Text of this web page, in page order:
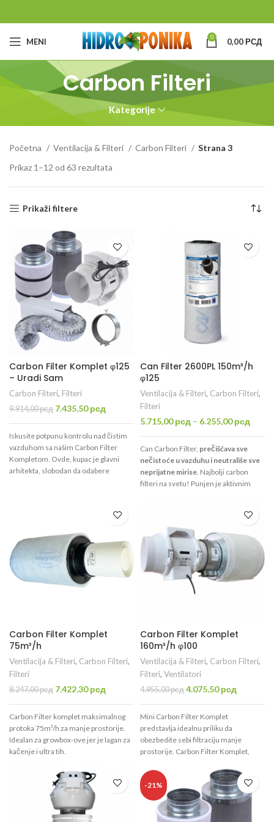
MENI 0 0,00РСД
Carbon Filteri
Kategorije
Početna Ventilacija & Filteri Carbon Filteri
Strana 3
Prikaz 1–12 od 63 rezultata
Prikaži filtere
Carbon Filter Komplet φ125
– Uradi Sam
Carbon Filteri, Filteri
9.914,00рсд Originalna
bila:
9.914,00 рсд.
7.435,50рсд Trenutna
7.435,50 рсд.
Iskusite potpunu kontrolu nad čistim
vazduhom sa našim Carbon Filter
Kompletom. Ovde, kupac je glavni
arhitekta, slobodan da odabere
Pogodno za manje prostorije do par
kvadrata!
Can Filter 2600PL 150m³/h
φ125
Ventilacija & Filteri, Carbon Filteri,
Filteri
5.715,00рсд – 6.255,00рсд
Can Carbon Filter, prečišćava sve
nečistoće u vazduhu i neutrališe sve
neprijatne mirise. Najbolji carbon
filteri na svetu! Punjen je aktivnim
Uspešno prečisti 150m³/h,
ima otvor promera φ125mm ili
φ100mm.
Dovoljan za prostoriju do
Carbon Filter Komplet
75m³/h
Ventilacija & Filteri, Carbon Filteri,
Filteri
8.247,00рсд Originalna
bila:
8.247,00 рсд.
7.422,30рсд Trenutna
7.422,30 рсд.
Carbon Filter komplet maksimalnog
protoka 75m³/h za manje prostorije.
Idealan za growbox-ove jer je lagan za
kačenje i ultra tih.
Carbon Filter Komplet
160m³/h φ100
Ventilacija & Filteri, Carbon Filteri,
Filteri, Ventilatori
4.955,00рсд Originalna
bila:
4.955,00 рсд.
4.075,50рсд
Mini Carbon Filter Komplet
predstavlja idealnu priliku da
obezbedite sebi filtraciju manje
prostorije. Carbon Filter Komplet,
neutrališe sve neprijatne mirise.
Punjen je aktivnim ugljem visokog
kvaliteta CTC70 koji je namenjen
isključivo za filtraciju vazduha.
-21%